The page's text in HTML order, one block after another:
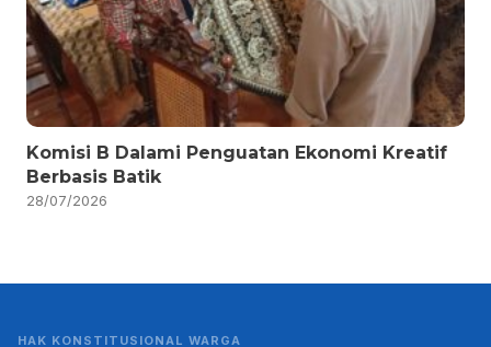
Komisi B Dalami Penguatan Ekonomi Kreatif
Berbasis Batik
28/07/2026
HAK KONSTITUSIONAL WARGA